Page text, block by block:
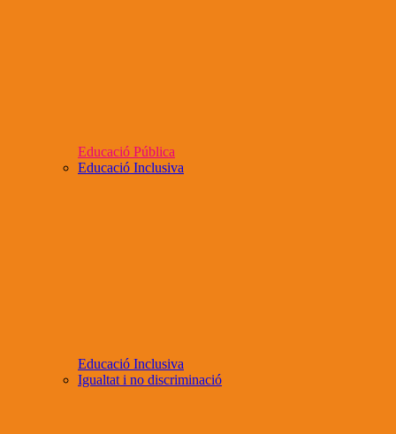
Educació Pública
Educació Inclusiva
Educació Inclusiva
Igualtat i no discriminació